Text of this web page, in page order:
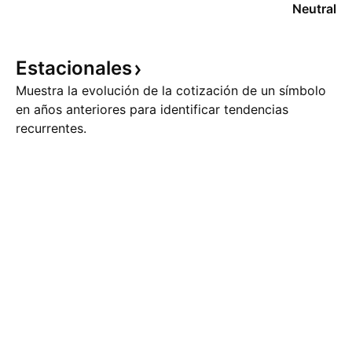
Neutral
Estacionales
Muestra la evolución de la cotización de un símbolo
en años anteriores para identificar tendencias
recurrentes.